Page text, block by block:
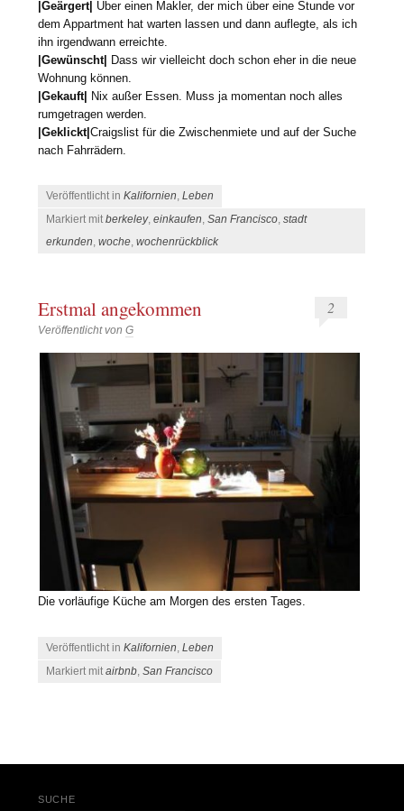
|Geärgert| Über einen Makler, der mich über eine Stunde vor
dem Appartment hat warten lassen und dann auflegte, als ich
ihn irgendwann erreichte.
|Gewünscht| Dass wir vielleicht doch schon eher in die neue
Wohnung können.
|Gekauft| Nix außer Essen. Muss ja momentan noch alles
rumgetragen werden.
|Geklickt|Craigslist für die Zwischenmiete und auf der Suche
nach Fahrrädern.
Veröffentlicht inKalifornien,Leben
Markiert mitberkeley,einkaufen,San Francisco,stadt
erkunden,woche,wochenrückblick
Erstmal angekommen
Veröffentlicht vonG
2
Die vorläufige Küche am Morgen des ersten Tages.
Veröffentlicht inKalifornien ,Leben
Markiert mitairbnb ,San Francisco
SUCHE